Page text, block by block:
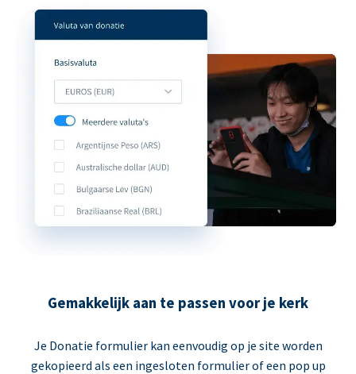
Gemakkelijk aan te passen voor je kerk
Je Donatie formulier kan eenvoudig op je site worden
gekopieerd als een ingesloten formulier of een pop up